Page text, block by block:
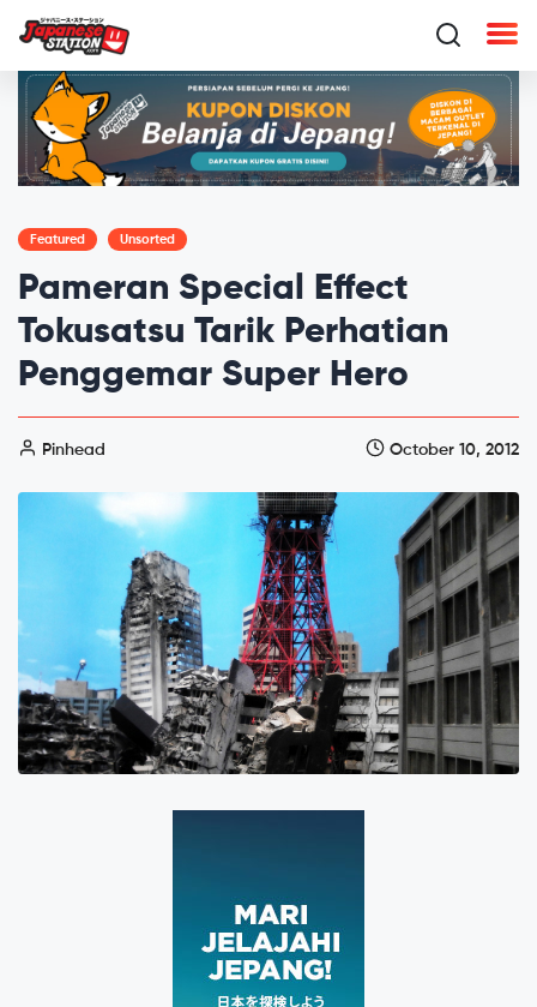
Featured Unsorted
Pameran Special Effect
Tokusatsu Tarik Perhatian
Penggemar Super Hero
Pinhead October 10, 2012